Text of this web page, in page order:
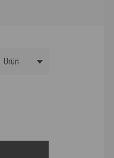
Ürün